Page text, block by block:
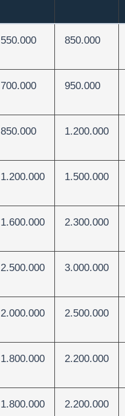
550.000 850.000
700.000 950.000
850.000 1.200.000
1.200.000 1.500.000
1.600.000 2.300.000
2.500.000 3.000.000
2.000.000 2.500.000
1.800.000 2.200.000
1.800.000 2.200.000